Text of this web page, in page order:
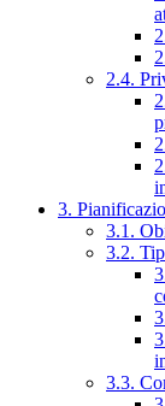
2.4.
3.
3.1.
3.2.
3.3.